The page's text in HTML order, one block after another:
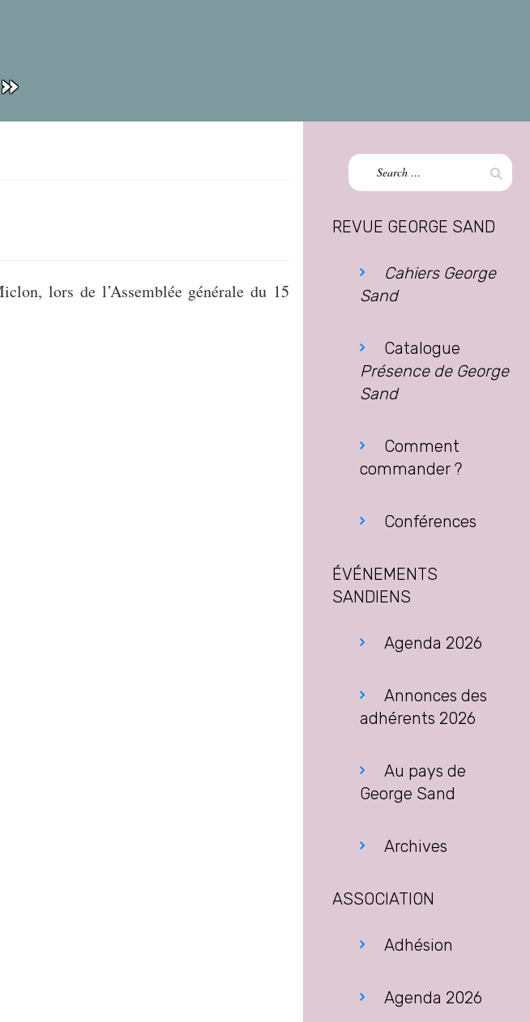
lors de l’Assemblée générale du 15
Search
for:
REVUE GEORGE SAND
Cahiers George
Sand
Catalogue
Présence de George
Sand
Comment
commander ?
Conférences
ÉVÉNEMENTS
SANDIENS
Agenda 2026
Annonces des
adhérents 2026
Au pays de
George Sand
Archives
ASSOCIATION
Adhésion
Agenda 2026